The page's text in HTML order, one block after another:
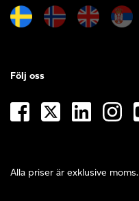
Alla priser är exklusive moms.
Följ oss